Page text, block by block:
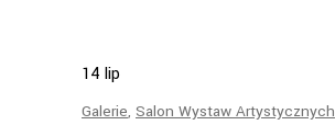
14 lip
Galerie, Salon Wystaw Artystycznych